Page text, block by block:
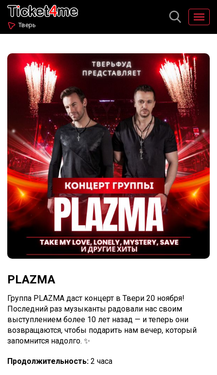
Тверь
PLAZMA
Группа PLAZMA даст концерт в Твери 20 ноября!
Последний раз музыканты радовали нас своим
выступлением более 10 лет назад — и теперь они
возвращаются, чтобы подарить нам вечер, который
запомнится надолго. ✨
Продолжительность: 2 часа